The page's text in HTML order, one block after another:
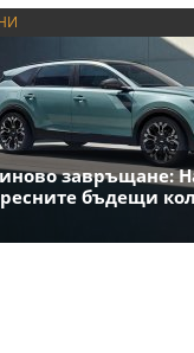
завръщане:
бъдещи